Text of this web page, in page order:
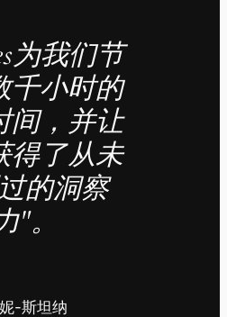
为我们节
千小时的
间，并让
得了从未
的洞察
"。
-斯坦纳